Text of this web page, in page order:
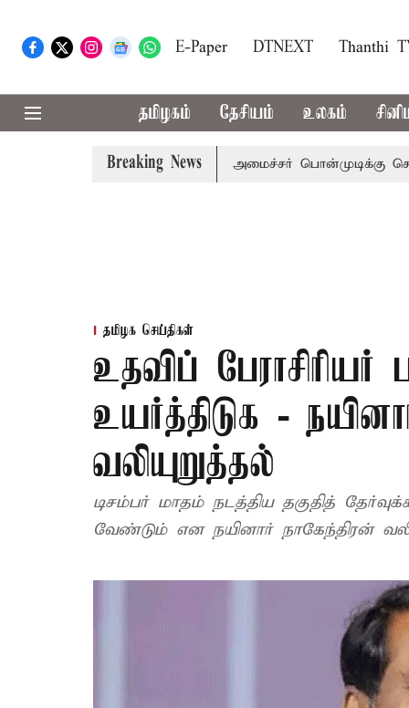
E-Paper DTNEXT Thanthi
தமிழகம் தேசியம் உலகம்
Breaking News
முன்னாள் அமைச்சர் பொன்முடிக்கு சென்னை
தமிழக செய்திகள்
உதவிப்
உயர்த்திடுக -
வலியுறுத்தல்
டிசம்பர் மாதம் நடத்திய தகுதித்
வேண்டும் என நயினார் நாகேந்திரன்